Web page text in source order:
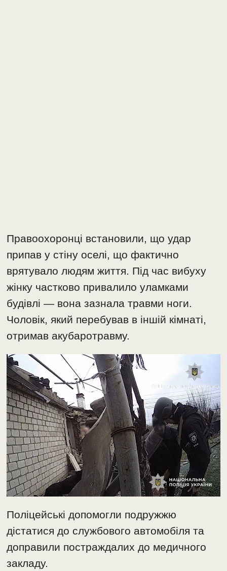
Правоохоронці встановили, що удар
припав у стіну оселі, що фактично
врятувало людям життя. Під час вибуху
жінку частково привалило уламками
будівлі — вона зазнала травми ноги.
Чоловік, який перебував в іншій кімнаті,
отримав акубаротравму.
Поліцейські допомогли подружжю
дістатися до службового автомобіля та
доправили постраждалих до медичного
закладу.